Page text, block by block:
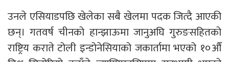
उनले एसियाडपछि खेलेका सबै खेलमा पदक जित्दै आएकी
छन्। गतवर्ष चीनको हान्झाऊमा जानुअघि गुरुङसहितको
राष्ट्रिय कराते टोली इन्डोनेसियाको जकार्तामा भएको १०औँ